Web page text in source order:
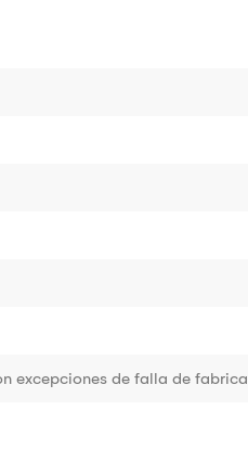
excepciones de falla de fabrica